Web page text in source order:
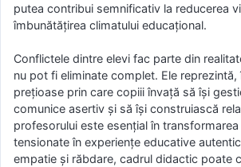
putea contribui semnificativ la reducerea
îmbunătățirea climatului educațional.
Conflictele dintre elevi fac parte din
nu pot fi eliminate complet. Ele reprezintă,
prețioase prin care copiii învață să își
comunice asertiv și să își construiască
profesorului este esențial în
tensionate în experiențe educative
empatie și răbdare, cadrul didactic poate